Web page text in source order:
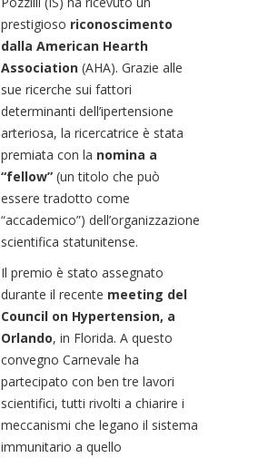
prestigioso riconoscimento
dalla American Hearth
Association (AHA). Grazie alle
sue ricerche sui fattori
determinanti dell’ipertensione
arteriosa, la ricercatrice è stata
premiata con la nomina a
“fellow” (un titolo che può
essere tradotto come
“accademico”) dell’organizzazione
scientifica statunitense.
Il premio è stato assegnato
durante il recente meeting del
Council on Hypertension, a
Orlando, in Florida. A questo
convegno Carnevale ha
partecipato con ben tre lavori
scientifici, tutti rivolti a chiarire i
meccanismi che legano il sistema
immunitario a quello